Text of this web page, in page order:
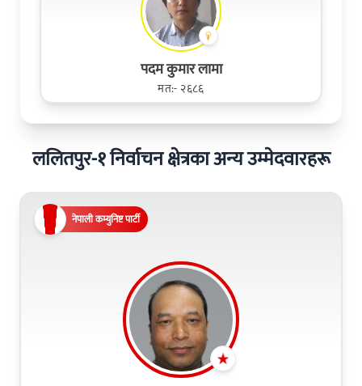
पदम कुमार लामा
मत:- २६८६
ललितपुर-१ निर्वाचन क्षेत्रका अन्य उम्मेदवारहरू
नेपाली कम्युनिष्ट पार्टी